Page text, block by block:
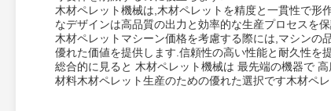
木材ペレット機械は,木材ペレットを精度と一貫性で形
なデザインは高品質の出力と効率的な生産プロセスを保
木材ペレットマシーン価格を考慮する際には,マシンの
優れた価値を提供します.信頼性の高い性能と耐久性を
総合的に見ると 木材ペレット機械は 最先端の機器で
材料木材ペレット生産のための優れた選択です木材ペ